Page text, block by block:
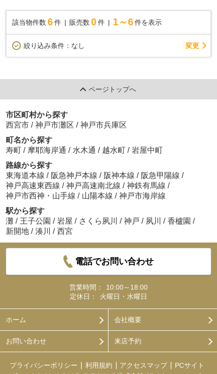
該当物件数 6件 販売数 0 件 1～6 件を表示
絞り込み条件： なし 変更
ページトップへ
市区町村から探す
西宮市 / 神戸市灘区 / 神戸市兵庫区
町名から探す
寿町 / 摩耶海岸通 / 水木通 / 越水町 / 岩屋中町
路線から探す
東海道本線 / 阪急神戸本線 / 阪神本線 / 阪急甲陽線 /
神戸高速東西線 / 神戸高速南北線 / 神鉄有馬線 /
神戸市西神・山手線 / 山陽本線 / 神戸市海岸線
駅から探す
灘 / 王子公園 / 岩屋 / さくら夙川 / 神戸 / 夙川 / 香櫨園 /
新開地 / 湊川 / 西宮
電話でお問い合わせ
営業時間：
10:00～18:00
定休日：
火曜日・水曜日
ホーム 会社概要
お問い合わせ 来店予約
プライバシーポリシー 利用規約 アクセスマップ
PCサイト